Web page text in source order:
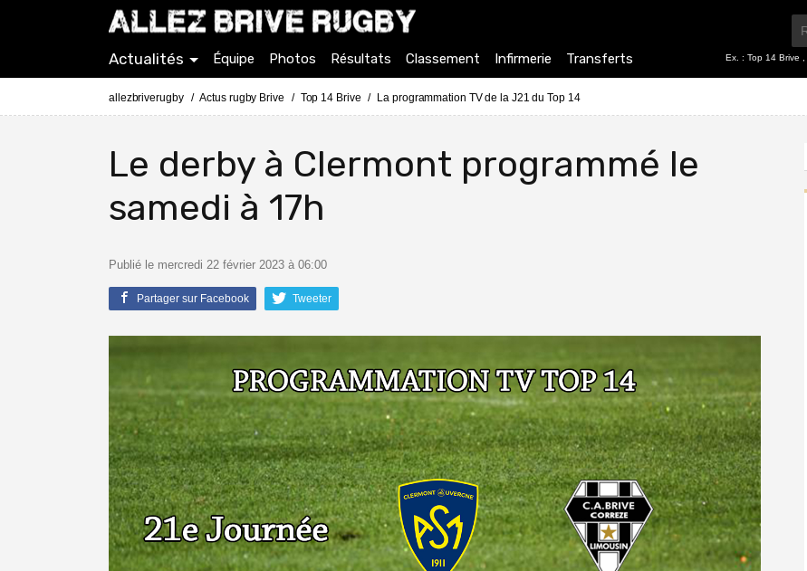
Ex. : Top 14 Brive
Actualités Équipe Photos Résultats Classement Infirmerie Transferts
allezbriverugby Actus rugby Brive Top 14 Brive La programmation TV de la J21 du Top 14
Le derby à Clermont programmé le
samedi à 17h
Publié le mercredi 22 février 2023 à 06:00
Partager sur Facebook Tweeter